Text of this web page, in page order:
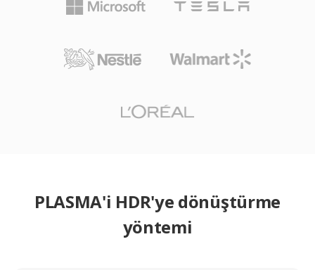
PLASMA'i HDR'ye dönüştürme
yöntemi